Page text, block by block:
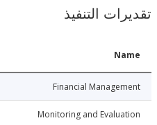
التنفيذ
Financial
Monitoring and